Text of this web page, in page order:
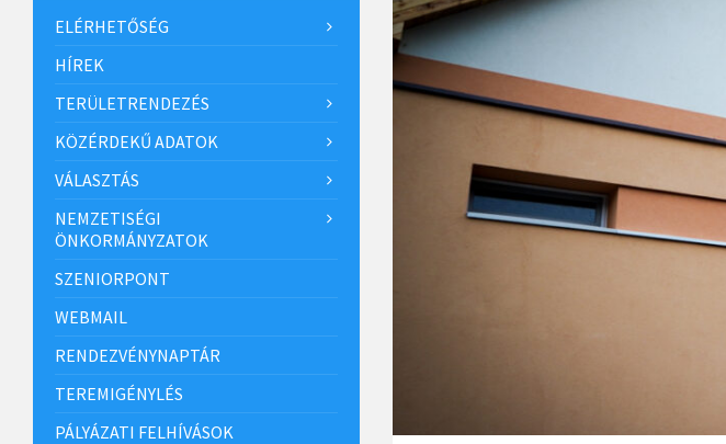
ELÉRHETŐSÉG
HÍREK
TERÜLETRENDEZÉS
KÖZÉRDEKŰ ADATOK
VÁLASZTÁS
NEMZETISÉGI
ÖNKORMÁNYZATOK
SZENIORPONT
WEBMAIL
RENDEZVÉNYNAPTÁR
TEREMIGÉNYLÉS
PÁLYÁZATI FELHÍVÁSOK